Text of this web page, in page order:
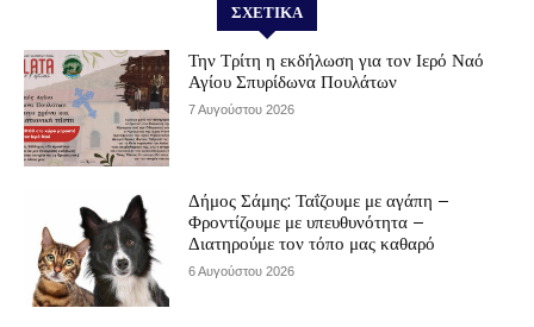
ΣΧΕΤΙΚΆ
Την Τρίτη η εκδήλωση για τον Ιερό Ναό
Αγίου Σπυρίδωνα Πουλάτων
7 Αυγούστου 2026
Δήμος Σάμης: Ταΐζουμε με αγάπη –
Φροντίζουμε με υπευθυνότητα –
Διατηρούμε τον τόπο μας καθαρό
6 Αυγούστου 2026